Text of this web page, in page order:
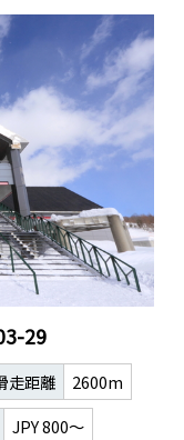
29
走距離
2600m
JPY 800～